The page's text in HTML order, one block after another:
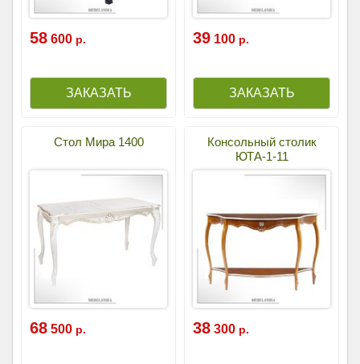
58 600 р. 39 100 р.
Стол Мира 1400
68 500 р.
Консольный столик
ЮТА-1-11
38 300 р.